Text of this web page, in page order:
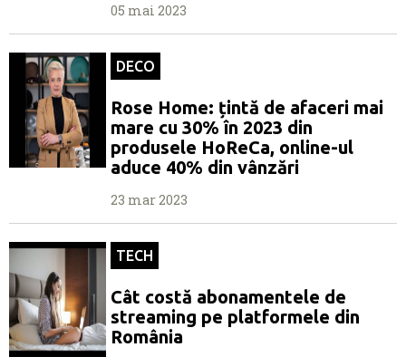
05 mai 2023
DECO
Rose Home: țintă de afaceri mai
mare cu 30% în 2023 din
produsele HoReCa, online-ul
aduce 40% din vânzări
23 mar 2023
TECH
Cât costă abonamentele de
streaming pe platformele din
România